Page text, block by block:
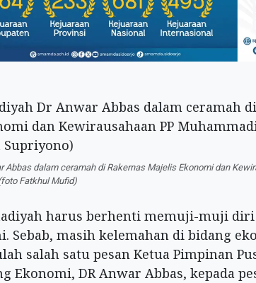
Abbas dalam ceramah di Rakernas Majelis Ekonomi dan
Fatkhul Mufid)
harus berhenti memuji-muji
Sebab, masih kelemahan di bidang
salah satu pesan Ketua Pimpinan
Ekonomi, DR Anwar Abbas, kepada